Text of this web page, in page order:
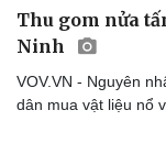
Thu gom nửa
Ninh
VOV.VN - Nguyên
dân mua vật liệu nổ